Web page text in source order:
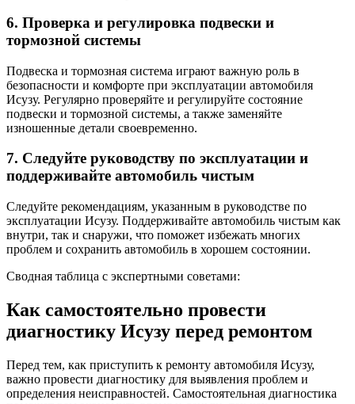
6. Проверка и регулировка подвески и
тормозной системы
Подвеска и тормозная система играют важную роль в
безопасности и комфорте при эксплуатации автомобиля
Исузу. Регулярно проверяйте и регулируйте состояние
подвески и тормозной системы, а также заменяйте
изношенные детали своевременно.
7. Следуйте руководству по эксплуатации и
поддерживайте автомобиль чистым
Следуйте рекомендациям, указанным в руководстве по
эксплуатации Исузу. Поддерживайте автомобиль чистым как
внутри, так и снаружи, что поможет избежать многих
проблем и сохранить автомобиль в хорошем состоянии.
Сводная таблица с экспертными советами:
Как самостоятельно провести
диагностику Исузу перед ремонтом
Перед тем, как приступить к ремонту автомобиля Исузу,
важно провести диагностику для выявления проблем и
определения неисправностей. Самостоятельная диагностика